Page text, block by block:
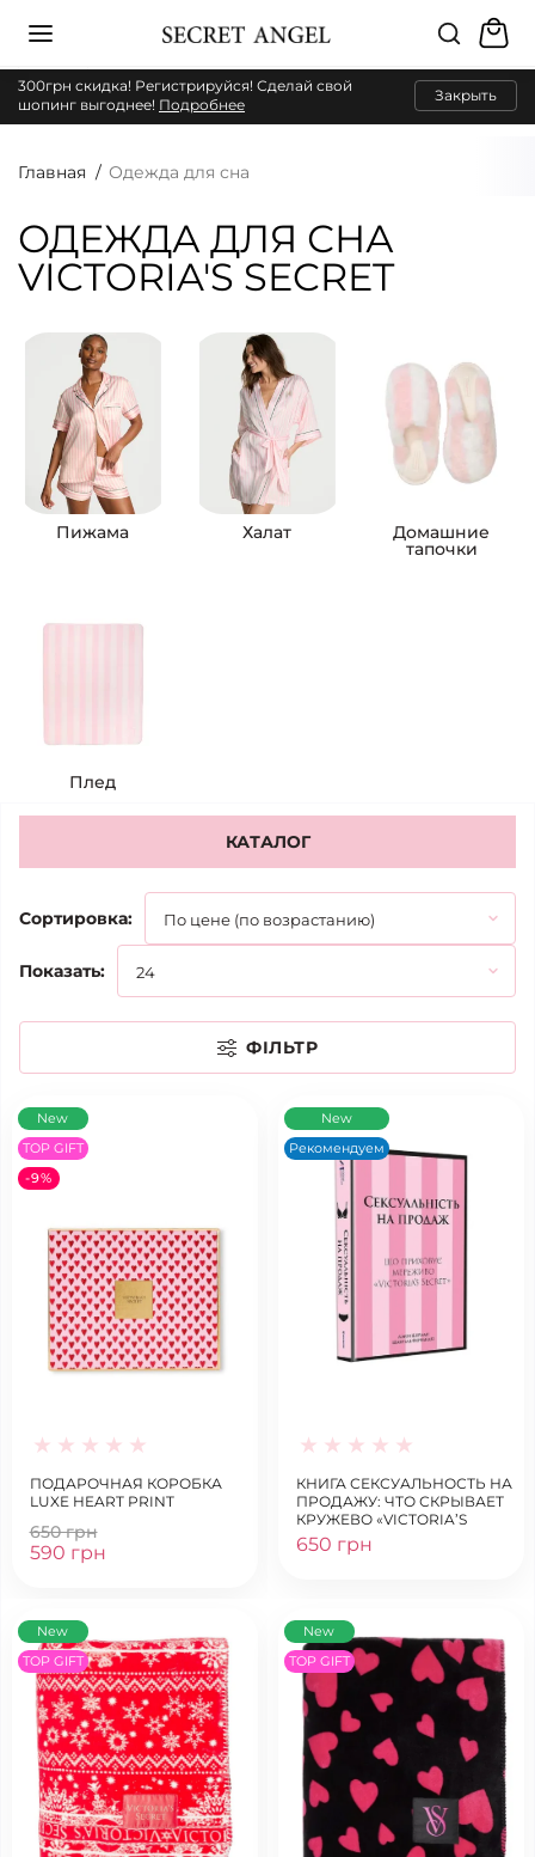
300грн скидка! Регистрируйся! Сделай свой
шопинг выгоднее! Подробнее
Закрыть
Главная Одежда для сна
ОДЕЖДА ДЛЯ СНА
VICTORIA'S SECRET
Пижама Халат Домашние
тапочки
Плед
ФІЛЬТР
КАТАЛОГ
Сортировка:
Показать:
New
TOP GIFT
-9%
ПОДАРОЧНАЯ КОРОБКА
LUXE HEART PRINT
650 грн
590 грн
New
Рекомендуем
КНИГА СЕКСУАЛЬНОСТЬ НА
ПРОДАЖУ: ЧТО СКРЫВАЕТ
КРУЖЕВО «VICTORIA’S
SECRET»
650 грн
New
TOP GIFT
New
TOP GIFT